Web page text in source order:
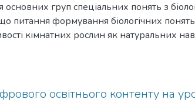
груп спеціальних понять з
питання формування біологічних
кімнатних рослин як натуральних
використовувати під час формування
освітнього контенту на